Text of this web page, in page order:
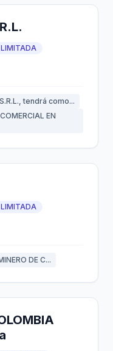
LIMITADA
tendrá como...
EN
LIMITADA
DE C...